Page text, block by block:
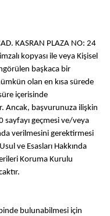
KASRAN PLAZA NO: 24
kopyası ile veya Kişisel
başkaca bir
olan en kısa sürede
içerisinde
Ancak, başvurunuza ilişkin
sayfayı geçmesi ve/veya
verilmesini gerektirmesi
ve Esasları Hakkında
Koruma Kurulu
bulunabilmesi için